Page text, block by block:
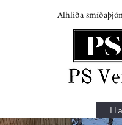
Alhliða